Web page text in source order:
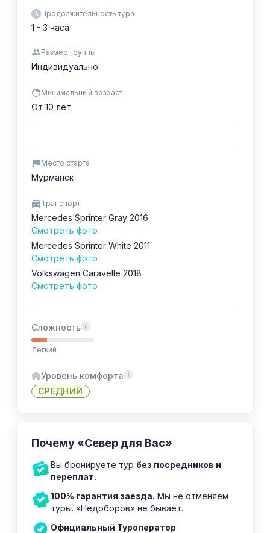
Продолжительность тура
1 - 3 часа
Размер группы
Индивидуально
Минимальный возраст
От 10 лет
Место старта
Мурманск
Транспорт
Mercedes Sprinter Gray 2016
Смотреть фото
Mercedes Sprinter White 2011
Смотреть фото
Volkswagen Caravelle 2018
Смотреть фото
Сложность
Легкий
Уровень комфорта
СРЕДНИЙ
Почему «Север для Вас»
Вы бронируете тур без посредников и
переплат.
100% гарантия заезда. Мы не отменяем
туры. «Недоборов» не бывает.
Официальный Туроператор